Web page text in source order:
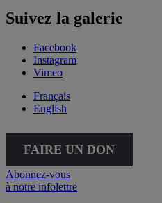
Suivez la galerie
Facebook
Instagram
Vimeo
Français
English
FAIRE UN DON
Abonnez-vous
à notre infolettre